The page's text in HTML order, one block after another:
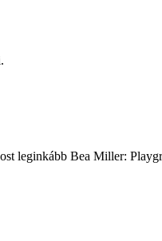
leginkább Bea Miller: